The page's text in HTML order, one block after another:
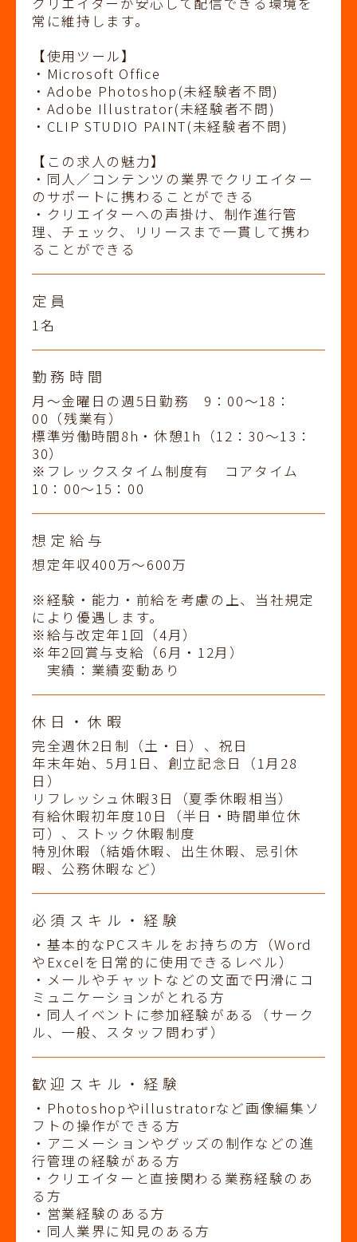
常に維持します。
【使用ツール】
・Microsoft Office
・Adobe Photoshop(未経験者不問)
・Adobe Illustrator(未経験者不問)
・CLIP STUDIO PAINT(未経験者不問)
【この求人の魅力】
・同人／コンテンツの業界でクリエイター
のサポートに携わることができる
・クリエイターへの声掛け、制作進行管
理、チェック、リリースまで一貫して携わ
ることができる
定員
1名
勤務時間
月～金曜日の週5日勤務 9：00～18：
00（残業有）
標準労働時間8h・休憩1h（12：30～13：
30）
※フレックスタイム制度有 コアタイム
10：00～15：00
想定給与
想定年収400万～600万
※経験・能力・前給を考慮の上、当社規定
により優遇します。
※給与改定年1回（4月）
※年2回賞与支給（6月・12月）
実績：業績変動あり
休日・休暇
完全週休2日制（土・日）、祝日
年末年始、5月1日、創立記念日（1月28
日）
リフレッシュ休暇3日（夏季休暇相当）
有給休暇初年度10日（半日・時間単位休
可）、ストック休暇制度
特別休暇（結婚休暇、出生休暇、忌引休
暇、公務休暇など）
必須スキル・経験
・基本的なPCスキルをお持ちの方（Word
やExcelを日常的に使用できるレベル）
・メールやチャットなどの文面で円滑にコ
ミュニケーションがとれる方
・同人イベントに参加経験がある（サーク
ル、一般、スタッフ問わず）
歓迎スキル・経験
・Photoshopやillustratorなど画像編集ソ
フトの操作ができる方
・アニメーションやグッズの制作などの進
行管理の経験がある方
・クリエイターと直接関わる業務経験のあ
る方
・営業経験のある方
・同人業界に知見のある方